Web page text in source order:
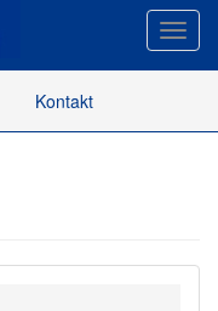
strony
Kontakt